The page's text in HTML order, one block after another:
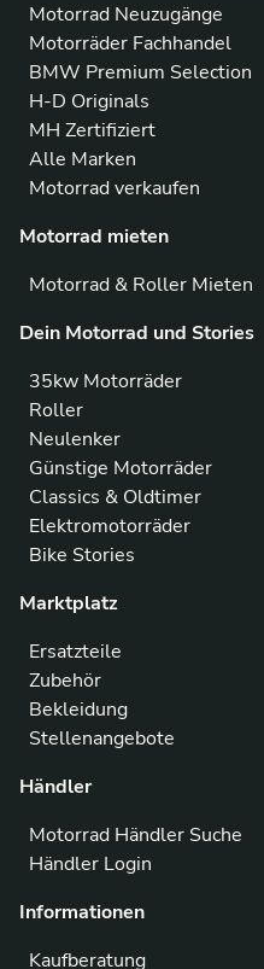
Motorrad Neuzugänge
Motorräder Fachhandel
BMW Premium Selection
H-D Originals
MH Zertifiziert
Alle Marken
Motorrad verkaufen
Motorrad mieten
Motorrad & Roller Mieten
Dein Motorrad und Stories
35kw Motorräder
Roller
Neulenker
Günstige Motorräder
Classics & Oldtimer
Elektromotorräder
Bike Stories
Marktplatz
Ersatzteile
Zubehör
Bekleidung
Stellenangebote
Händler
Motorrad Händler Suche
Händler Login
Informationen
Kaufberatung